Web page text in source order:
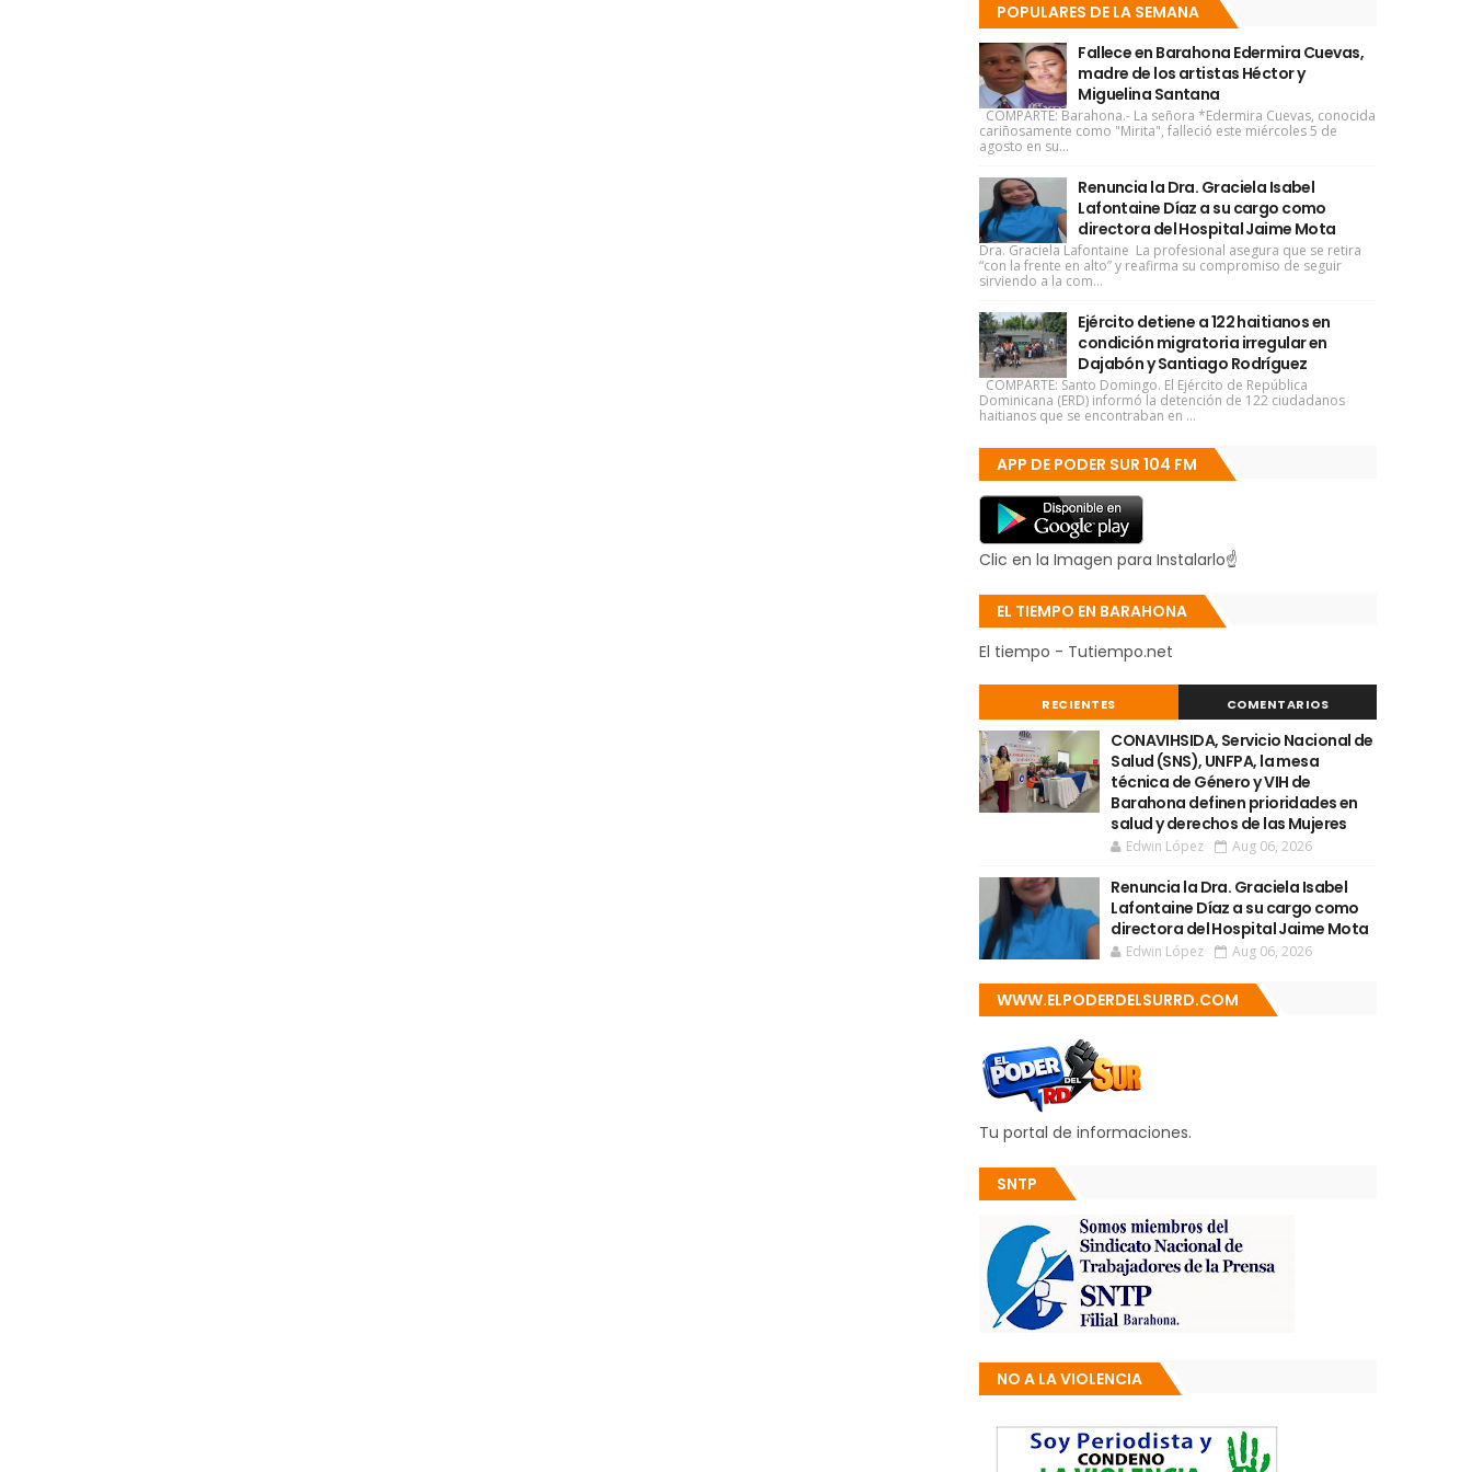
POPULARES DE LA SEMANA
Fallece en Barahona Edermira Cuevas,
madre de los artistas Héctor y
Miguelina Santana
COMPARTE: Barahona.- La señora *Edermira Cuevas, conocida
cariñosamente como "Mirita", falleció este miércoles 5 de
agosto en su...
Renuncia la Dra. Graciela Isabel
Lafontaine Díaz a su cargo como
directora del Hospital Jaime Mota
Dra. Graciela Lafontaine La profesional asegura que se retira
“con la frente en alto” y reafirma su compromiso de seguir
sirviendo a la com...
Ejército detiene a 122 haitianos en
condición migratoria irregular en
Dajabón y Santiago Rodríguez
COMPARTE: Santo Domingo. El Ejército de República
Dominicana (ERD) informó la detención de 122 ciudadanos
haitianos que se encontraban en ...
APP DE PODER SUR 104 FM
Clic en la Imagen para Instalarlo☝
EL TIEMPO EN BARAHONA
El tiempo - Tutiempo.net
RECIENTES COMENTARIOS
CONAVIHSIDA, Servicio Nacional de
Salud (SNS), UNFPA, la mesa
técnica de Género y VIH de
Barahona definen prioridades en
salud y derechos de las Mujeres
Edwin López Aug 06, 2026
Renuncia la Dra. Graciela Isabel
Lafontaine Díaz a su cargo como
directora del Hospital Jaime Mota
Edwin López Aug 06, 2026
WWW.ELPODERDELSURRD.COM
Tu portal de informaciones.
SNTP
NO A LA VIOLENCIA